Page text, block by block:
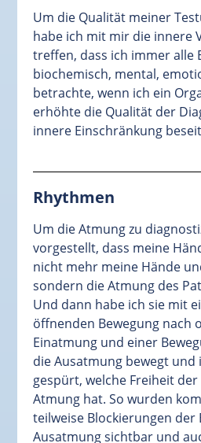
Um die Qualität meiner
habe ich mit mir die innere
treffen, dass ich immer alle
biochemisch, mental,
betrachte, wenn ich ein
erhöhte die Qualität der
innere Einschränkung
Rhythmen
Um die Atmung zu
vorgestellt, dass meine
nicht mehr meine Hände
sondern die Atmung des
Und dann habe ich sie mit
öffnenden Bewegung nach
Einatmung und einer
die Ausatmung bewegt und
gespürt, welche Freiheit
Atmung hat. So wurden
teilweise Blockierungen der
Ausatmung sichtbar und